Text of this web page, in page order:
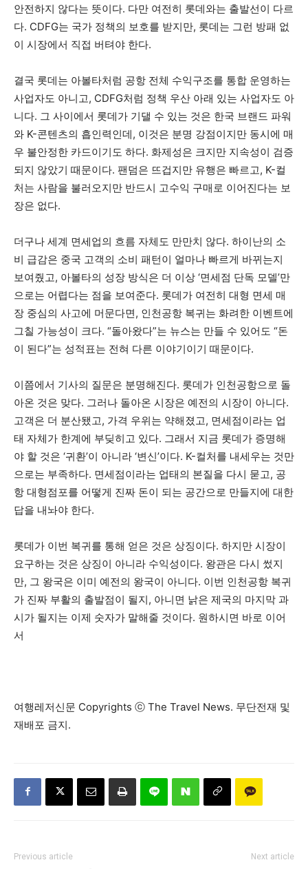
안전하지 않다는 뜻이다. 다만 여전히 롯데와는 출발선이 다르
다. CDFG는 국가 정책의 보호를 받지만, 롯데는 그런 방패 없
이 시장에서 직접 버텨야 한다.
결국 롯데는 아볼타처럼 공항 전체 수익구조를 통합 운영하는
사업자도 아니고, CDFG처럼 정책 우산 아래 있는 사업자도 아
니다. 그 사이에서 롯데가 기댈 수 있는 것은 한국 브랜드 파워
와 K-콘텐츠의 흡인력인데, 이것은 분명 강점이지만 동시에 매
우 불안정한 카드이기도 하다. 화제성은 크지만 지속성이 검증
되지 않았기 때문이다. 팬덤은 뜨겁지만 유행은 빠르고, K-컬
처는 사람을 불러오지만 반드시 고수익 구매로 이어진다는 보
장은 없다.
더구나 세계 면세업의 흐름 자체도 만만치 않다. 하이난의 소
비 급감은 중국 고객의 소비 패턴이 얼마나 빠르게 바뀌는지
보여줬고, 아볼타의 성장 방식은 더 이상 ‘면세점 단독 모델’만
으로는 어렵다는 점을 보여준다. 롯데가 여전히 대형 면세 매
장 중심의 사고에 머문다면, 인천공항 복귀는 화려한 이벤트에
그칠 가능성이 크다. “돌아왔다”는 뉴스는 만들 수 있어도 “돈
이 된다”는 성적표는 전혀 다른 이야기이기 때문이다.
이쯤에서 기사의 질문은 분명해진다. 롯데가 인천공항으로 돌
아온 것은 맞다. 그러나 돌아온 시장은 예전의 시장이 아니다.
고객은 더 분산됐고, 가격 우위는 약해졌고, 면세점이라는 업
태 자체가 한계에 부딪히고 있다. 그래서 지금 롯데가 증명해
야 할 것은 ‘귀환’이 아니라 ‘변신’이다. K-컬처를 내세우는 것만
으로는 부족하다. 면세점이라는 업태의 본질을 다시 묻고, 공
항 대형점포를 어떻게 진짜 돈이 되는 공간으로 만들지에 대한
답을 내놔야 한다.
롯데가 이번 복귀를 통해 얻은 것은 상징이다. 하지만 시장이
요구하는 것은 상징이 아니라 수익성이다. 왕관은 다시 썼지
만, 그 왕국은 이미 예전의 왕국이 아니다. 이번 인천공항 복귀
가 진짜 부활의 출발점이 될지, 아니면 낡은 제국의 마지막 과
시가 될지는 이제 숫자가 말해줄 것이다. 원하시면 바로 이어
서
여행레저신문 Copyrights ⓒ The Travel News. 무단전재 및
재배포 금지.
Previous article Next article